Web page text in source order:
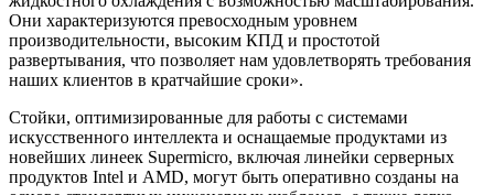
Они характеризуются превосходным уровнем
производительности, высоким КПД и простотой
развертывания, что позволяет нам удовлетворять требования
наших клиентов в кратчайшие сроки».
Стойки, оптимизированные для работы с системами
искусственного интеллекта и оснащаемые продуктами из
новейших линеек Supermicro, включая линейки серверных
продуктов Intel и AMD, могут быть оперативно созданы на